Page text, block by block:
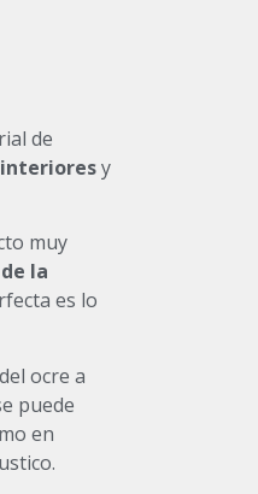
de
interioresy
muy
la
es lo
ocre a
puede
en